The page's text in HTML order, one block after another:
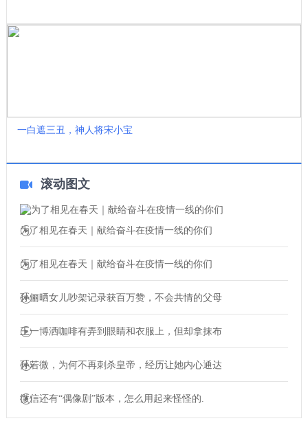
一白遮三丑，神人将宋小宝
滚动图文
为了相见在春天｜献给奋斗在疫情一线的你们
为了相见在春天｜献给奋斗在疫情一线的你们
孙俪晒女儿吵架记录获百万赞，不会共情的父母
王一博洒咖啡有弄到眼睛和衣服上，但却拿抹布
孙若微，为何不再刺杀皇帝，经历让她内心通达
微信还有“偶像剧”版本，怎么用起来怪怪的.